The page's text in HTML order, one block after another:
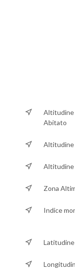
Altitudine
Abitato
Altitudine
Altitudine
Zona
Indice
Latitudine